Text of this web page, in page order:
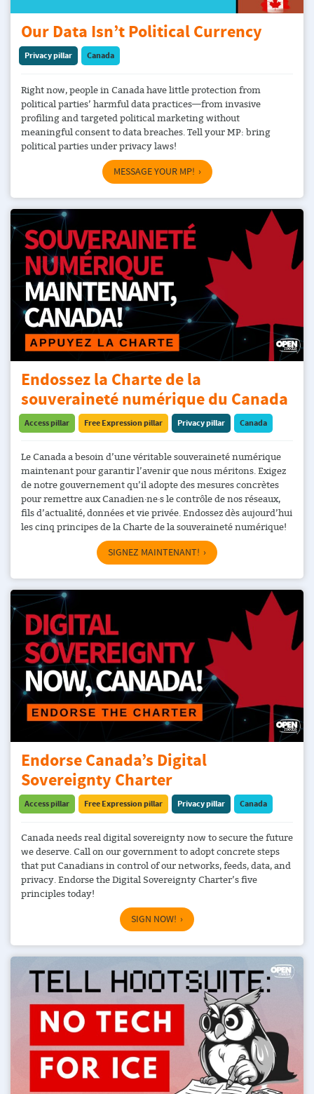
Our Data Isn’t Political Currency
Privacy pillar Canada
Right now, people in Canada have little protection from
political parties’ harmful data practices—from invasive
profiling and targeted political marketing without
meaningful consent to data breaches. Tell your MP: bring
political parties under privacy laws!
MESSAGE YOUR MP!
Endossez la Charte de la
souveraineté numérique du Canada
Access pillar Free Expression pillar Privacy pillar Canada
Le Canada a besoin d’une véritable souveraineté numérique
maintenant pour garantir l’avenir que nous méritons. Exigez
de notre gouvernement qu’il adopte des mesures concrètes
pour remettre aux Canadien·ne·s le contrôle de nos réseaux,
fils d’actualité, données et vie privée. Endossez dès aujourd’hui
les cinq principes de la Charte de la souveraineté numérique!
SIGNEZ MAINTENANT!
Endorse Canada’s Digital
Sovereignty Charter
Access pillar Free Expression pillar Privacy pillar Canada
Canada needs real digital sovereignty now to secure the future
we deserve. Call on our government to adopt concrete steps
that put Canadians in control of our networks, feeds, data, and
privacy. Endorse the Digital Sovereignty Charter’s five
principles today!
SIGN NOW!